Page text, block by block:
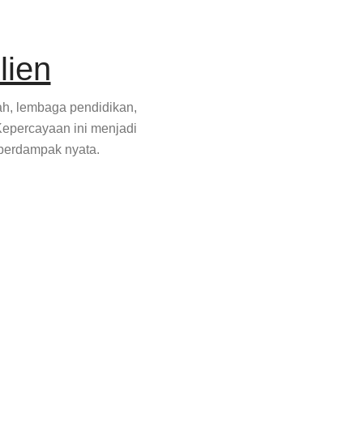
lembaga pendidikan,
ini menjadi
nyata.